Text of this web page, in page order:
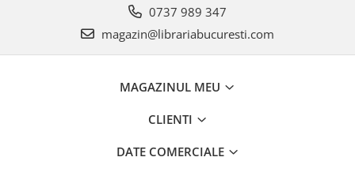
0737 989 347
magazin@librariabucuresti.com
MAGAZINUL MEU
CLIENTI
DATE COMERCIALE